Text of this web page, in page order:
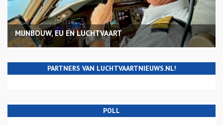
MIJNBOUW, EU EN LUCHTVAART
PARTNERS VAN LUCHTVAARTNIEUWS.NL!
POLL